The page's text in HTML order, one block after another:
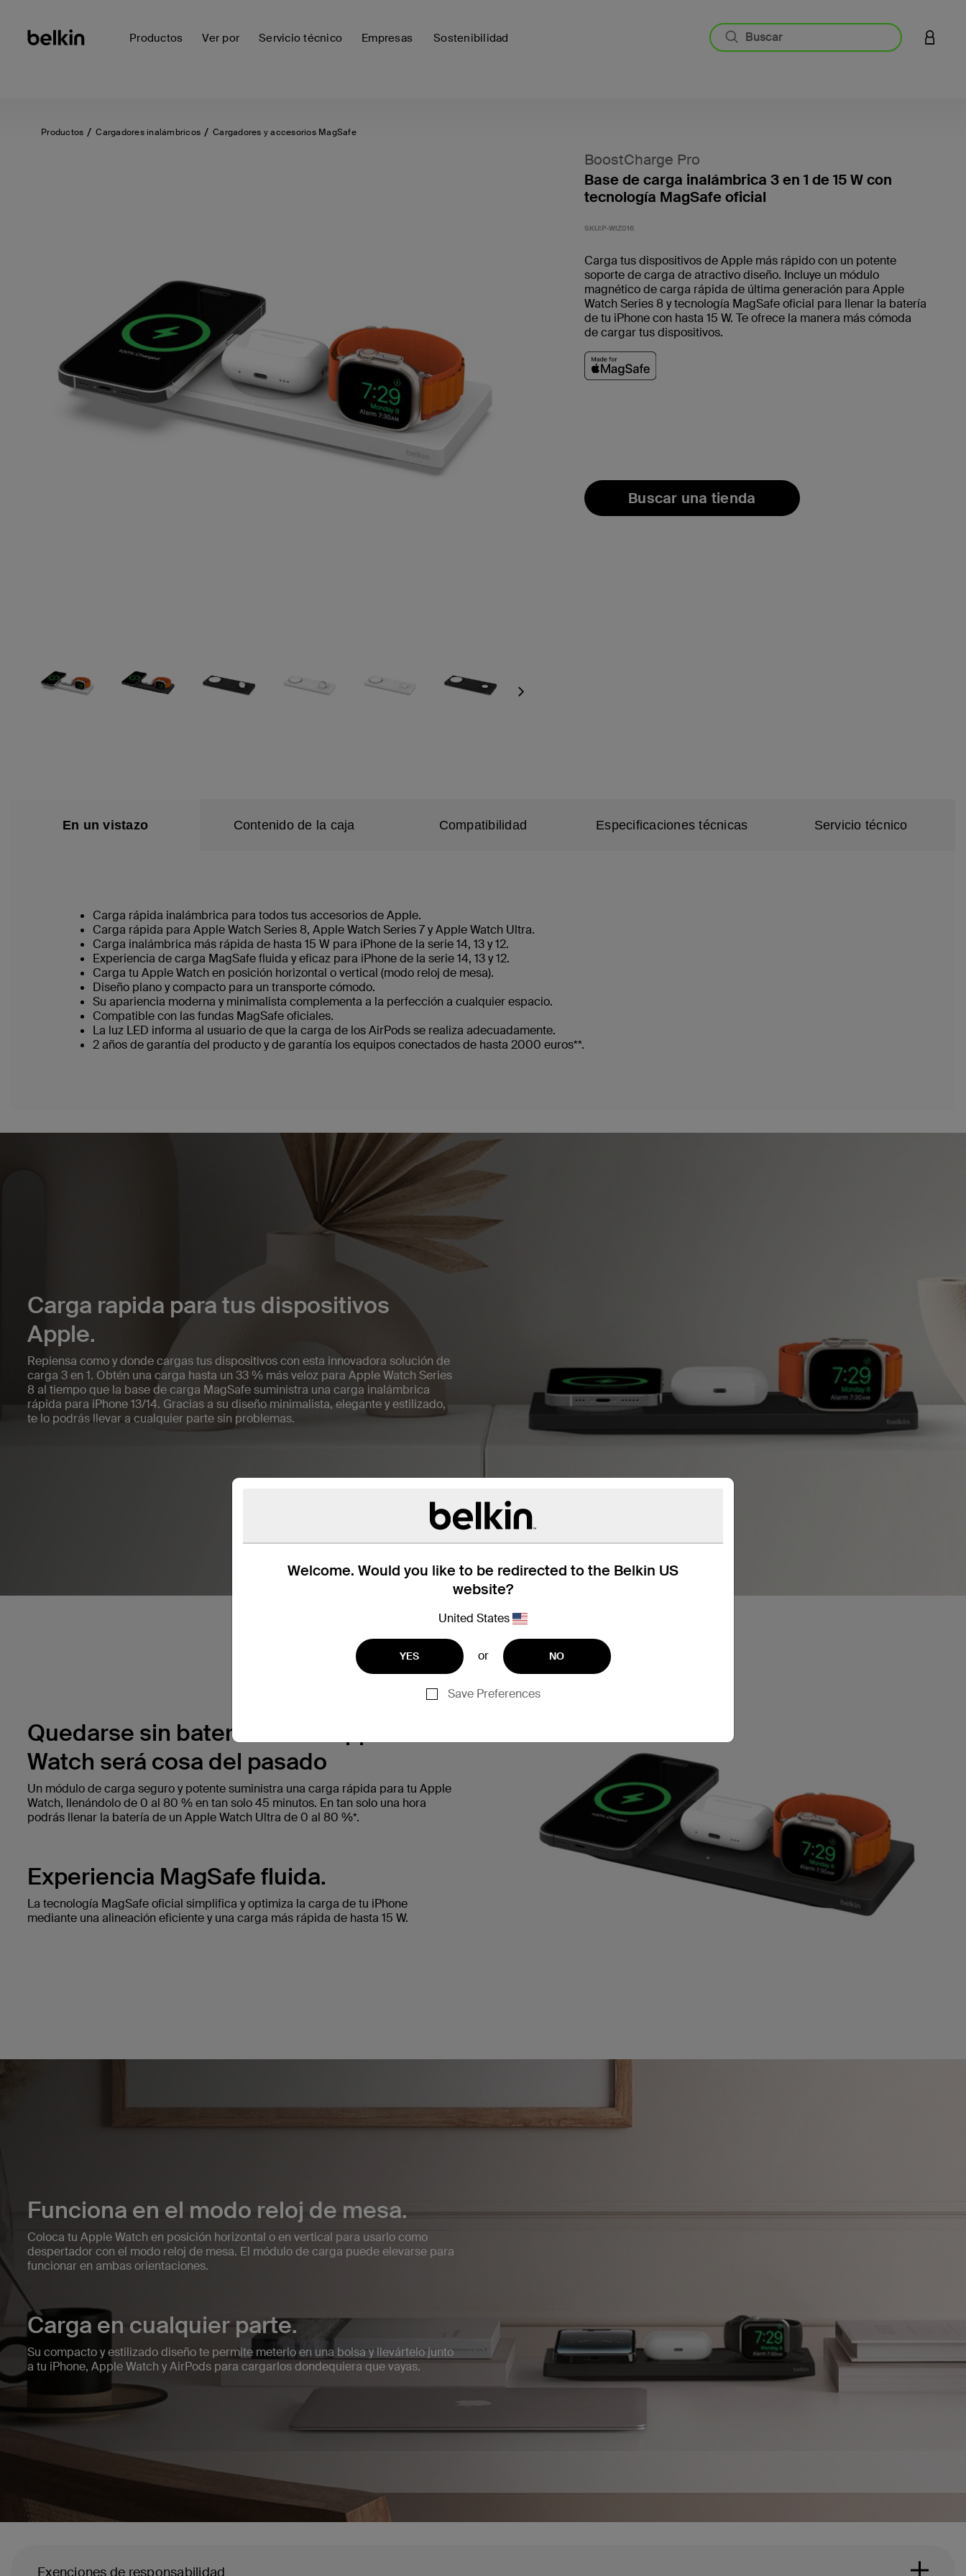
Productos Ver por Servicio técnico Empresas Sostenibilidad
Welcome. Would you like to be redirected to the Belkin US
website?
United States
YES or NO
Save Preferences
Productos Cargadores inalámbricos Cargadores y accesorios MagSafe
Next
BoostCharge Pro
Base de carga inalámbrica 3 en 1 de 15 W con
tecnología MagSafe oficial
SKU:P-WIZ016
Carga tus dispositivos de Apple más rápido con un potente
soporte de carga de atractivo diseño. Incluye un módulo
magnético de carga rápida de última generación para Apple
Watch Series 8 y tecnología MagSafe oficial para llenar la batería
de tu iPhone con hasta 15 W. Te ofrece la manera más cómoda
de cargar tus dispositivos.
Buscar una tienda
En un vistazo Contenido de la caja Compatibilidad Especificaciones técnicas Servicio técnico
Carga rápida inalámbrica para todos tus accesorios de Apple.
Carga rápida para Apple Watch Series 8, Apple Watch Series 7 y Apple Watch Ultra.
Carga inalámbrica más rápida de hasta 15 W para iPhone de la serie 14, 13 y 12.
Experiencia de carga MagSafe fluida y eficaz para iPhone de la serie 14, 13 y 12.
Carga tu Apple Watch en posición horizontal o vertical (modo reloj de mesa).
Diseño plano y compacto para un transporte cómodo.
Su apariencia moderna y minimalista complementa a la perfección a cualquier espacio.
Compatible con las fundas MagSafe oficiales.
La luz LED informa al usuario de que la carga de los AirPods se realiza adecuadamente.
2 años de garantía del producto y de garantía los equipos conectados de hasta 2000 euros**.
Carga rapida para tus dispositivos
Apple.
Repiensa como y donde cargas tus dispositivos con esta innovadora solución de
carga 3 en 1. Obtén una carga hasta un 33 % más veloz para Apple Watch Series
8 al tiempo que la base de carga MagSafe suministra una carga inalámbrica
rápida para iPhone 13/14. Gracias a su diseño minimalista, elegante y estilizado,
te lo podrás llevar a cualquier parte sin problemas.
Quedarse sin batería con tu Apple
Watch será cosa del pasado
Un módulo de carga seguro y potente suministra una carga rápida para tu Apple
Watch, llenándolo de 0 al 80 % en tan solo 45 minutos. En tan solo una hora
podrás llenar la batería de un Apple Watch Ultra de 0 al 80 %*.
Experiencia MagSafe fluida.
La tecnología MagSafe oficial simplifica y optimiza la carga de tu iPhone
mediante una alineación eficiente y una carga más rápida de hasta 15 W.
Funciona en el modo reloj de mesa.
Coloca tu Apple Watch en posición horizontal o en vertical para usarlo como
despertador con el modo reloj de mesa. El módulo de carga puede elevarse para
funcionar en ambas orientaciones.
Carga en cualquier parte.
Su compacto y estilizado diseño te permite meterlo en una bolsa y llevártelo junto
a tu iPhone, Apple Watch y AirPods para cargarlos dondequiera que vayas.